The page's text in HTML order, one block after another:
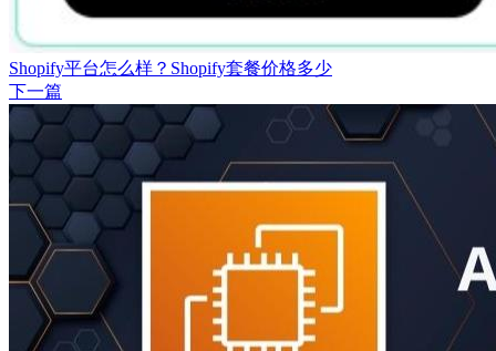
Shopify平台怎么样？Shopify套餐价格多少
下一篇